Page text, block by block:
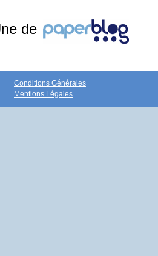
de
Conditions Générales
Mentions Légales